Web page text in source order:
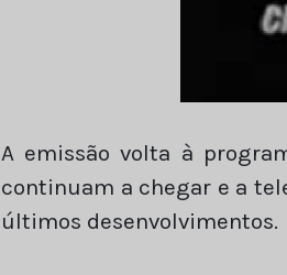
A emissão volta à
continuam a chegar e a
últimos desenvolvimentos.